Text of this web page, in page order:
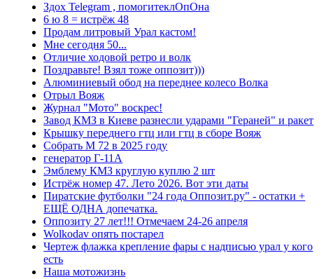
Здох Telegram , помогитеклОпОна
6 ю 8 = истрёж 48
Продам литровый Урал кастом!
Мне сегодня 50...
Отличие ходовой ретро и волк
Поздравьте! Взял тоже оппозит)))
Алюминиевый обод на переднее колесо Волка
Отрыл Вояж
Журнал "Мото" воскрес!
Завод КМЗ в Киеве разнесли ударами "Гераней" и ракет
Крышку переднего гтц или гтц в сборе Вояж
Собрать М 72 в 2025 году
генератор Г-11А
Эмблему КМЗ круглую куплю 2 шт
Истрёж номер 47. Лето 2026. Вот эти даты
Пиратские футболки "24 года Оппозит.ру" - остатки +
ЕЩЁ ОДНА допечатка.
Оппозиту 27 лет!!! Отмечаем 24-26 апреля
Wolkodav опять постарел
Чертеж флажка крепление фары с надписью урал у кого
есть
Наша мотожизнь